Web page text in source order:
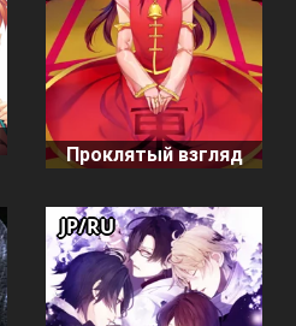
Проклятый взгляд
JP/RU